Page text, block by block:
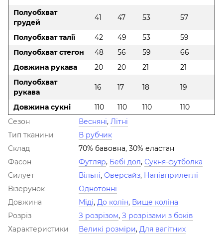
Полуобхват
грудей
41 47 53 57
Полуобхват талії 42 49 53
59
Полуобхват стегон
48 56 59
66
Довжина рукава
20 20 21
21
Полуобхват
рукава
16 17 18 19
Довжина сукні 110 110 110
110
Сезон
Весняні, Літні
Тип тканини
В рубчик
Склад
70% бавовна, 30% еластан
Фасон
Футляр, Бебі дол, Сукня-футболка
Силует
Вільні, Оверсайз, Напівприлеглі
Візерунок
Однотонні
Довжина
Міді, До колін, Вище коліна
Розріз
З розрізом, З розрізами з боків
Характеристики
Великі розміри, Для вагітних